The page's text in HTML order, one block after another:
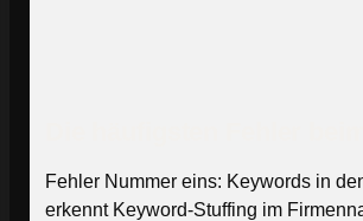
Fehler Nummer eins: Keywords in
erkennt Keyword-Stuffing im